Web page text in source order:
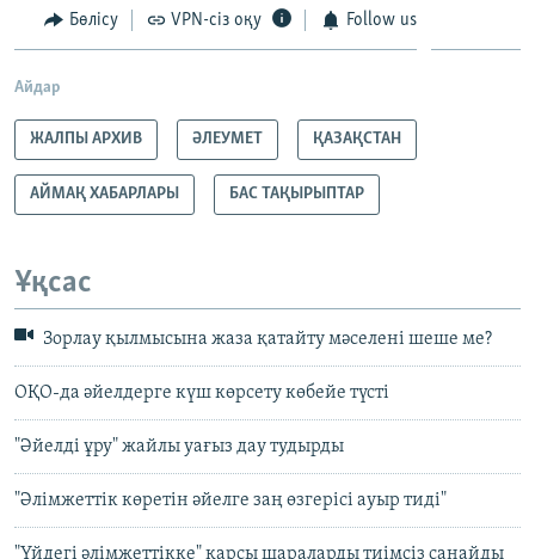
Бөлісу VPN-сіз оқу Follow us
Айдар
ЖАЛПЫ АРХИВ ӘЛЕУМЕТ ҚАЗАҚСТАН
АЙМАҚ ХАБАРЛАРЫ БАС ТАҚЫРЫПТАР
Ұқсас
Зорлау қылмысына жаза қатайту мәселені шеше ме?
ОҚО-да әйелдерге күш көрсету көбейе түсті
"Әйелді ұру" жайлы уағыз дау тудырды
"Әлімжеттік көретін әйелге заң өзгерісі ауыр тиді"
"Үйдегі әлімжеттікке" қарсы шараларды тиімсіз санайды